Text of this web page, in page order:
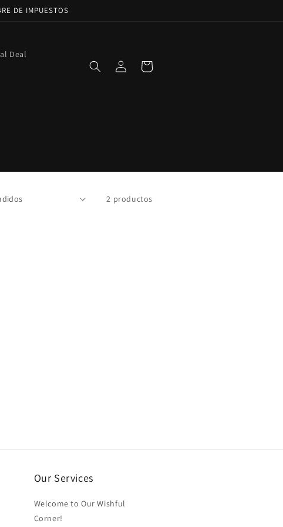
DE IMPUESTOS
Deal
Iniciar
sesión
Carrito
2 productos
Our Services
Welcome to Our Wishful
Corner!